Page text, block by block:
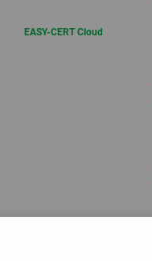
EASY-CERT Cloud